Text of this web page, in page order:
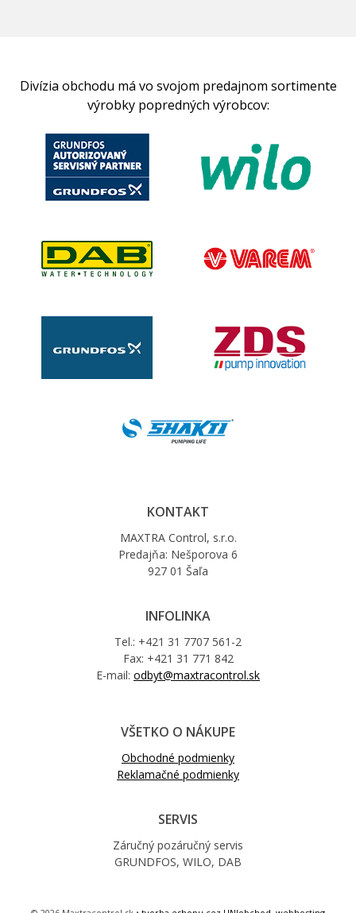
Divízia obchodu má vo svojom predajnom sortimente
výrobky popredných výrobcov:
KONTAKT
MAXTRA Control, s.r.o.
Predajňa: Nešporova 6
927 01 Šaľa
INFOLINKA
Tel.: +421 31 7707 561-2
Fax: +421 31 771 842
E-mail: odbyt@maxtracontrol.sk
VŠETKO O NÁKUPE
Obchodné podmienky
Reklamačné podmienky
SERVIS
Záručný pozáručný servis
GRUNDFOS, WILO, DAB